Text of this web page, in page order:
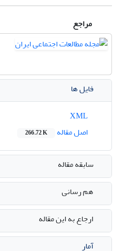
مراجع
فایل ها
اصل مقاله
266.72 K
سابقه مقاله
هم رسانی
ارجاع به این مقاله
آمار